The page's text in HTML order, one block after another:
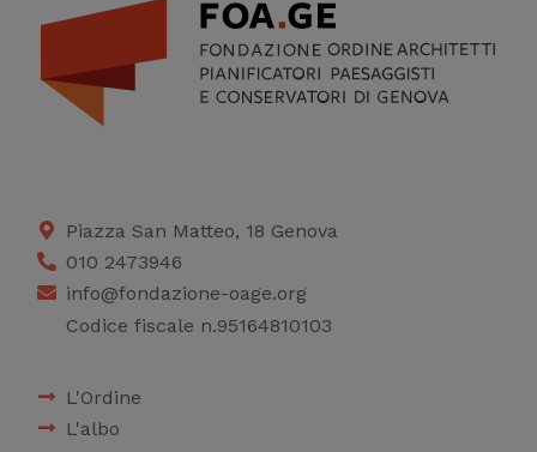
Piazza San Matteo, 18 Genova
010 2473946
info@fondazione-oage.org
Codice fiscale n.95164810103
L'Ordine
L'albo